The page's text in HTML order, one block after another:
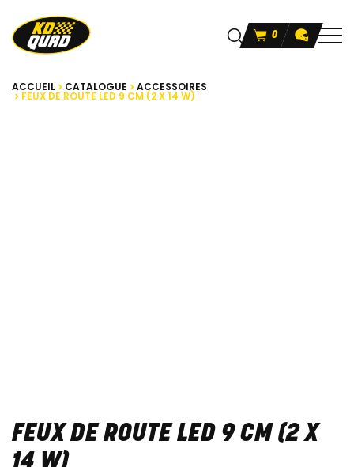
0
ACCUEIL CATALOGUE ACCESSOIRES
FEUX DE ROUTE LED 9 CM (2 X 14 W)
FEUX DE ROUTE LED 9 CM (2 X